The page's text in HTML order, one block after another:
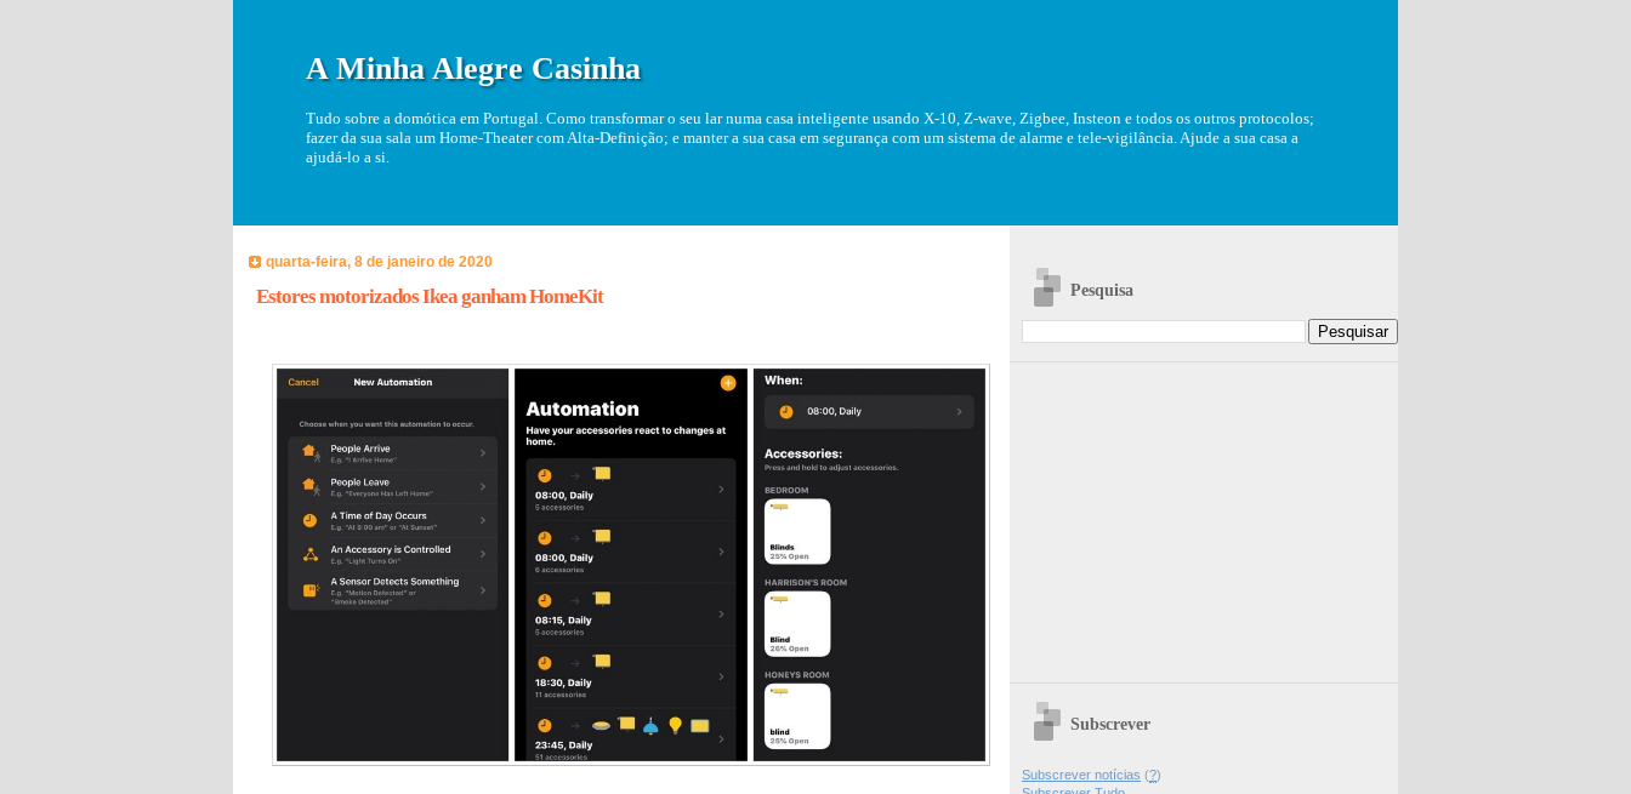
A Minha Alegre Casinha
Tudo sobre a domótica em Portugal. Como transformar o seu lar numa casa inteligente usando X-10, Z-wave, Zigbee, Insteon e todos os outros protocolos;
fazer da sua sala um Home-Theater com Alta-Definição; e manter a sua casa em segurança com um sistema de alarme e tele-vigilância. Ajude a sua casa a
ajudá-lo a si.
quarta-feira, 8 de janeiro de 2020
Estores motorizados Ikea ganham HomeKit Pesquisa
Subscrever
Subscrever notícias (?)